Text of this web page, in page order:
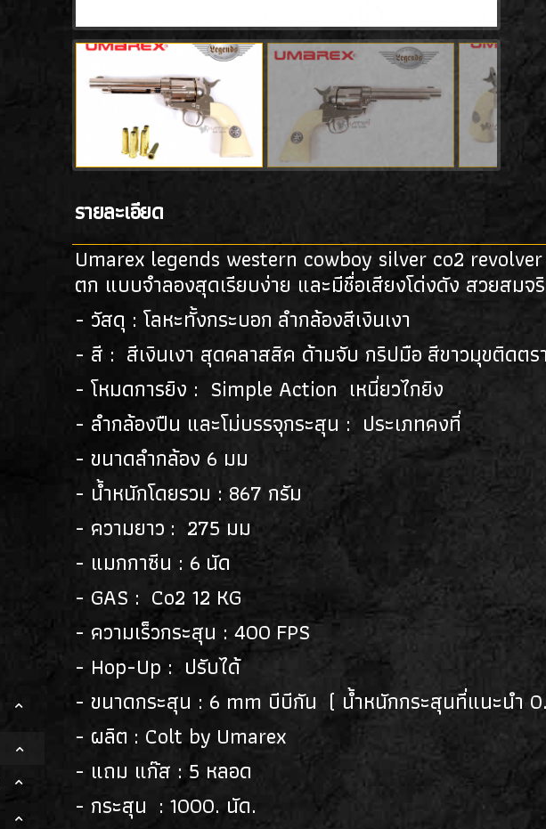
(13)
รายละเอียด
Umarex legends western cowboy silver co2
ตก แบบจำลองสุดเรียบง่าย และมีชื่อเสียงโด่งดัง สวยสมจ
- วัสดุ : โลหะทั้งกระบอก ลำกล้องสีเงินเงา
- สี : สีเงินเงา สุดคลาสสิค ด้ามจับ กริปมือ สีขาวมุขติดตร
- โหมดการยิง : Simple Action เหนี่ยวไกยิง
- ลำกล้องปืน และโม่บรรจุกระสุน : ประเภทคงที่
- ขนาดลำกล้อง 6 มม
- น้ำหนักโดยรวม : 867 กรัม
- ความยาว : 275 มม
- แมกกาซีน : 6 นัด
- GAS : Co2 12 KG
- ความเร็วกระสุน : 400 FPS
- Hop-Up : ปรับได้
- ขนาดกระสุน : 6 mm บีบีกัน ( น้ำหนักกระสุนที่แนะนำ
- ผลิต : Colt by Umarex
- แถม แก๊ส : 5 หลอด
- กระสุน : 1000. นัด.